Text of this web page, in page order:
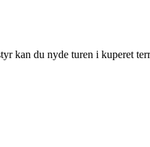
kan du nyde turen i kuperet